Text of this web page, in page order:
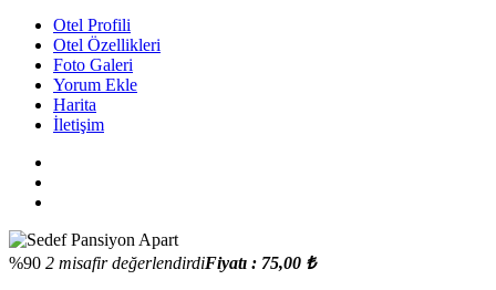
Otel Profili
Otel Özellikleri
Foto Galeri
Yorum Ekle
Harita
İletişim
%90 2 misafir değerlendirdiFiyatı : 75,00 ₺